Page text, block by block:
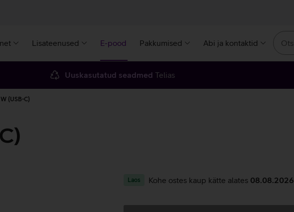
Lisateenused E-pood Pakkumised Abi ja kontaktid
Uuskasutatud seadmed Telias
(USB-C)
Laos Kohe ostes kaup kätte alates 08.08.2026